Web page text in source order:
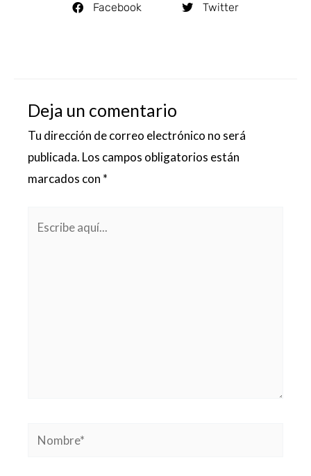
Facebook Twitter
Deja un comentario
Tu dirección de correo electrónico no será
publicada. Los campos obligatorios están
marcados con *
Nombre*